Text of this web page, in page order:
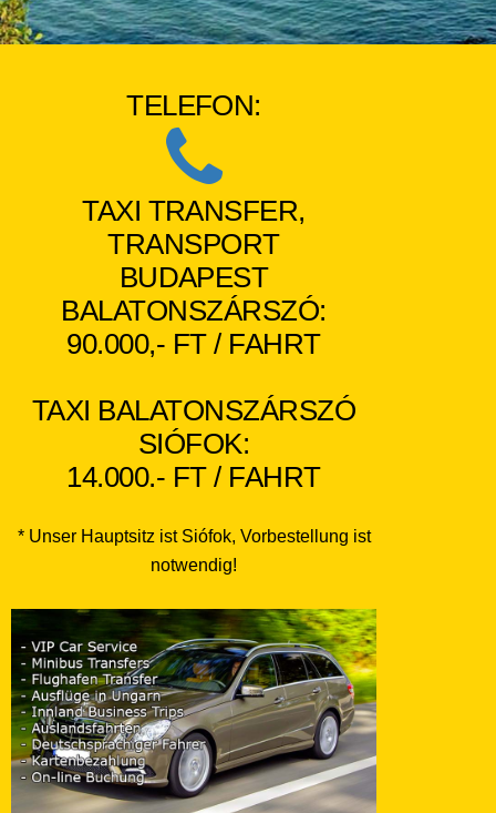
TELEFON:
TAXI TRANSFER,
TRANSPORT
BUDAPEST
BALATONSZÁRSZÓ:
90.000,- FT / FAHRT
TAXI BALATONSZÁRSZÓ
SIÓFOK:
14.000.- FT / FAHRT
* Unser Hauptsitz ist Siófok, Vorbestellung ist
notwendig!